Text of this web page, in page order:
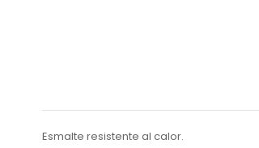
Esmalte resistente al calor.